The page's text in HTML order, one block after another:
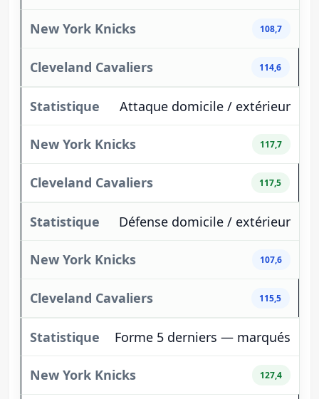
108,7
114,6
Attaque domicile / extérieur
117,7
117,5
Défense domicile / extérieur
107,6
115,5
Forme 5 derniers — marqués
127,4